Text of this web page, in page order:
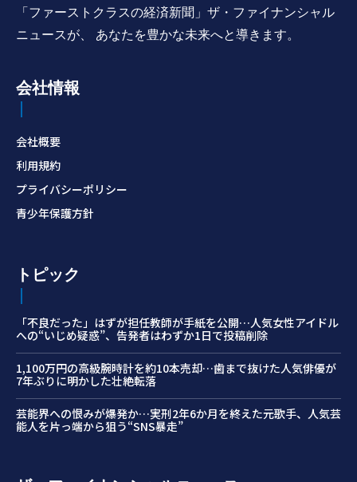
「ファーストクラスの経済新聞」ザ・ファイナンシャル
ニュースが、 あなたを豊かな未来へと導きます。
会社情報
会社概要
利用規約
プライバシーポリシー
青少年保護方針
トピック
「不良だった」はずが担任教師が手紙を公開…人気女性アイドル
への“いじめ疑惑”、告発者はわずか1日で投稿削除
1,100万円の高級腕時計を約10本売却…歯まで抜けた人気俳優が
7年ぶりに明かした壮絶転落
芸能界への恨みが爆発か…実刑2年6か月を終えた元歌手、人気芸
能人を片っ端から狙う“SNS暴走”